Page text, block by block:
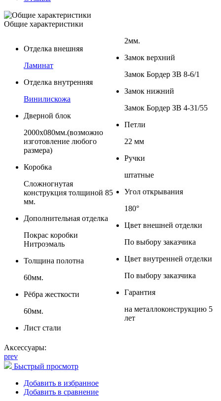
Общие характеристики
Отделка внешняя
Ламинат
Отделка внутренняя
Винилискожа
Дверной блок
2000х080мм.(возможно
изготовление любого
размера)
Коробка
Сложногнутая
конструкция толщиной 85
мм.
Дополнительная отделка
Покрас коробки
Нитроэмаль
Толщина полотна
60мм.
Рёбра жесткости
60мм.
Лист стали
2мм.
Замок верхний
Замок Бордер ЗВ 8-6/1
Замок нижний
Замок Бордер ЗВ 4-31/55
Петли
22 мм
Ручки
штатные
Угол открывания
180°
Цвет внешней отделки
По выбору заказчика
Цвет внутренней отделки
По выбору заказчика
Гарантия
на металлоконструкцию 5
лет
Аксессуары:
prev
Быстрый просмотр
Добавить в избранное
Добавить в сравнение